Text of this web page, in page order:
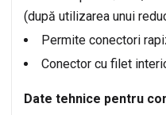
(după utilizarea unui
Permite conectori
Conector cu filet
Date tehnice pentru